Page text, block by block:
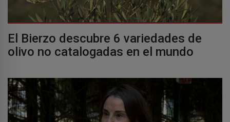
El Bierzo descubre 6 variedades de
olivo no catalogadas en el mundo